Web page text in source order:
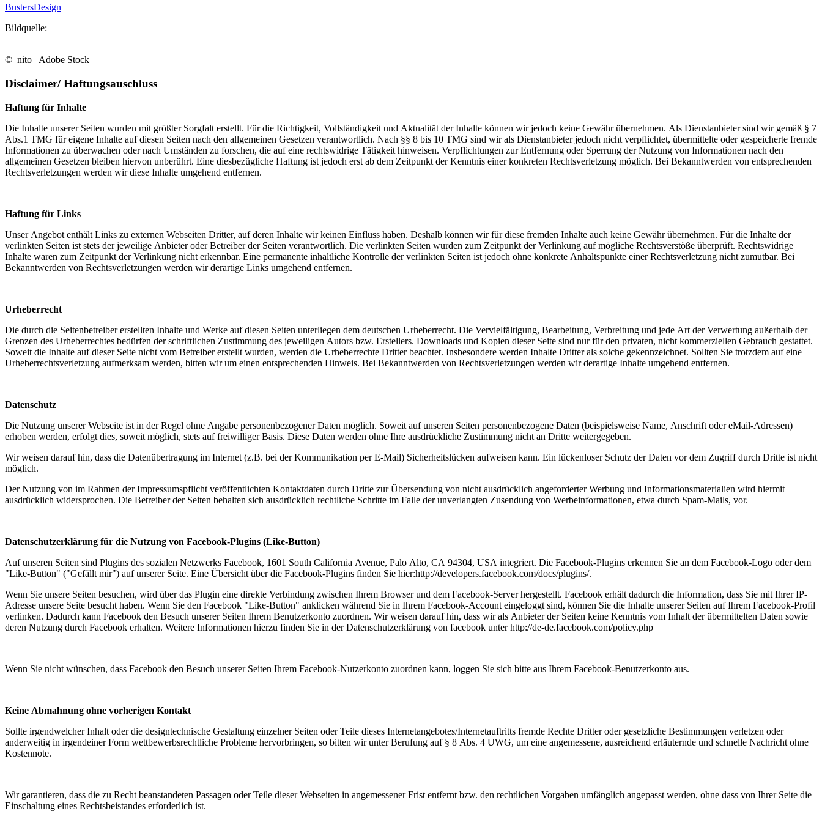
BustersDesign
Bildquelle:
© nito | Adobe Stock
Disclaimer/ Haftungsauschluss
Haftung für Inhalte
Die Inhalte unserer Seiten wurden mit größter Sorgfalt erstellt. Für die Richtigkeit, Vollständigkeit und Aktualität der Inhalte können wir jedoch keine Gewähr übernehmen. Als Dienstanbieter sind wir gemäß § 7
Abs.1 TMG für eigene Inhalte auf diesen Seiten nach den allgemeinen Gesetzen verantwortlich. Nach §§ 8 bis 10 TMG sind wir als Dienstanbieter jedoch nicht verpflichtet, übermittelte oder gespeicherte fremde
Informationen zu überwachen oder nach Umständen zu forschen, die auf eine rechtswidrige Tätigkeit hinweisen. Verpflichtungen zur Entfernung oder Sperrung der Nutzung von Informationen nach den
allgemeinen Gesetzen bleiben hiervon unberührt. Eine diesbezügliche Haftung ist jedoch erst ab dem Zeitpunkt der Kenntnis einer konkreten Rechtsverletzung möglich. Bei Bekanntwerden von entsprechenden
Rechtsverletzungen werden wir diese Inhalte umgehend entfernen.
Haftung für Links
Unser Angebot enthält Links zu externen Webseiten Dritter, auf deren Inhalte wir keinen Einfluss haben. Deshalb können wir für diese fremden Inhalte auch keine Gewähr übernehmen. Für die Inhalte der
verlinkten Seiten ist stets der jeweilige Anbieter oder Betreiber der Seiten verantwortlich. Die verlinkten Seiten wurden zum Zeitpunkt der Verlinkung auf mögliche Rechtsverstöße überprüft. Rechtswidrige
Inhalte waren zum Zeitpunkt der Verlinkung nicht erkennbar. Eine permanente inhaltliche Kontrolle der verlinkten Seiten ist jedoch ohne konkrete Anhaltspunkte einer Rechtsverletzung nicht zumutbar. Bei
Bekanntwerden von Rechtsverletzungen werden wir derartige Links umgehend entfernen.
Urheberrecht
Die durch die Seitenbetreiber erstellten Inhalte und Werke auf diesen Seiten unterliegen dem deutschen Urheberrecht. Die Vervielfältigung, Bearbeitung, Verbreitung und jede Art der Verwertung außerhalb der
Grenzen des Urheberrechtes bedürfen der schriftlichen Zustimmung des jeweiligen Autors bzw. Erstellers. Downloads und Kopien dieser Seite sind nur für den privaten, nicht kommerziellen Gebrauch gestattet.
Soweit die Inhalte auf dieser Seite nicht vom Betreiber erstellt wurden, werden die Urheberrechte Dritter beachtet. Insbesondere werden Inhalte Dritter als solche gekennzeichnet. Sollten Sie trotzdem auf eine
Urheberrechtsverletzung aufmerksam werden, bitten wir um einen entsprechenden Hinweis. Bei Bekanntwerden von Rechtsverletzungen werden wir derartige Inhalte umgehend entfernen.
Datenschutz
Die Nutzung unserer Webseite ist in der Regel ohne Angabe personenbezogener Daten möglich. Soweit auf unseren Seiten personenbezogene Daten (beispielsweise Name, Anschrift oder eMail-Adressen)
erhoben werden, erfolgt dies, soweit möglich, stets auf freiwilliger Basis. Diese Daten werden ohne Ihre ausdrückliche Zustimmung nicht an Dritte weitergegeben.
Wir weisen darauf hin, dass die Datenübertragung im Internet (z.B. bei der Kommunikation per E-Mail) Sicherheitslücken aufweisen kann. Ein lückenloser Schutz der Daten vor dem Zugriff durch Dritte ist nicht
möglich.
Der Nutzung von im Rahmen der Impressumspflicht veröffentlichten Kontaktdaten durch Dritte zur Übersendung von nicht ausdrücklich angeforderter Werbung und Informationsmaterialien wird hiermit
ausdrücklich widersprochen. Die Betreiber der Seiten behalten sich ausdrücklich rechtliche Schritte im Falle der unverlangten Zusendung von Werbeinformationen, etwa durch Spam-Mails, vor.
Datenschutzerklärung für die Nutzung von Facebook-Plugins (Like-Button)
Auf unseren Seiten sind Plugins des sozialen Netzwerks Facebook, 1601 South California Avenue, Palo Alto, CA 94304, USA integriert. Die Facebook-Plugins erkennen Sie an dem Facebook-Logo oder dem
"Like-Button" ("Gefällt mir") auf unserer Seite. Eine Übersicht über die Facebook-Plugins finden Sie hier:http://developers.facebook.com/docs/plugins/.
Wenn Sie unsere Seiten besuchen, wird über das Plugin eine direkte Verbindung zwischen Ihrem Browser und dem Facebook-Server hergestellt. Facebook erhält dadurch die Information, dass Sie mit Ihrer IP-
Adresse unsere Seite besucht haben. Wenn Sie den Facebook "Like-Button" anklicken während Sie in Ihrem Facebook-Account eingeloggt sind, können Sie die Inhalte unserer Seiten auf Ihrem Facebook-Profil
verlinken. Dadurch kann Facebook den Besuch unserer Seiten Ihrem Benutzerkonto zuordnen. Wir weisen darauf hin, dass wir als Anbieter der Seiten keine Kenntnis vom Inhalt der übermittelten Daten sowie
deren Nutzung durch Facebook erhalten. Weitere Informationen hierzu finden Sie in der Datenschutzerklärung von facebook unter http://de-de.facebook.com/policy.php
Wenn Sie nicht wünschen, dass Facebook den Besuch unserer Seiten Ihrem Facebook-Nutzerkonto zuordnen kann, loggen Sie sich bitte aus Ihrem Facebook-Benutzerkonto aus.
Keine Abmahnung ohne vorherigen Kontakt
Sollte irgendwelcher Inhalt oder die designtechnische Gestaltung einzelner Seiten oder Teile dieses Internetangebotes/Internetauftritts fremde Rechte Dritter oder gesetzliche Bestimmungen verletzen oder
anderweitig in irgendeiner Form wettbewerbsrechtliche Probleme hervorbringen, so bitten wir unter Berufung auf § 8 Abs. 4 UWG, um eine angemessene, ausreichend erläuternde und schnelle Nachricht ohne
Kostennote.
Wir garantieren, dass die zu Recht beanstandeten Passagen oder Teile dieser Webseiten in angemessener Frist entfernt bzw. den rechtlichen Vorgaben umfänglich angepasst werden, ohne dass von Ihrer Seite die
Einschaltung eines Rechtsbeistandes erforderlich ist.